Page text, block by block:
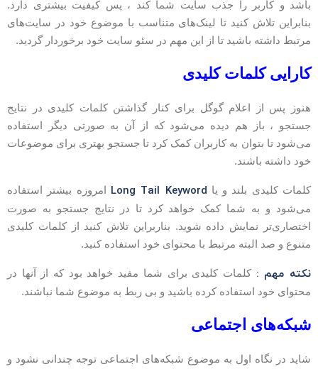
و کاربر را جذب سایت شما کند ، پس کیفیت بیشتری دارد.
تلاش کنید تا لینک‌های متناسب با موضوع خود در سایت‌های
داشته باشید تا از این مهم در سئو سایت خود برخوردار گردید.
کلمات کلیدی
پس از اعلام گوگل برای کنار گذاشتن کلمات کلیدی در نتایج
، باز هم دیده می‌شود که از آن به صورتی دیگر استفاده
تا بتوان به کاربران کمک کرد تا جستجو بهتری برای موضوعات
داشته باشند.
کلیدی بلند و یاLong Tail Keywordامروزه بیشتر استفاده
و به شما کمک خواهد کرد تا در نتایج جستجو به صورت
نمایش داده شوید. بناربراین تلاش کنید از کلمات کلیدی
و صد البته مرتبط با محتوای خود استفاده کنید.
مهم : کلمات کلیدی برای شما مفید خواهد بود که از آنها در
خود استفاده کرده باشید و بی ربط به موضوع شما نباشند.
اجتماعی
در نگاه اول به موضوع شبکه‌های اجتماعی توجه چندانی نشود و